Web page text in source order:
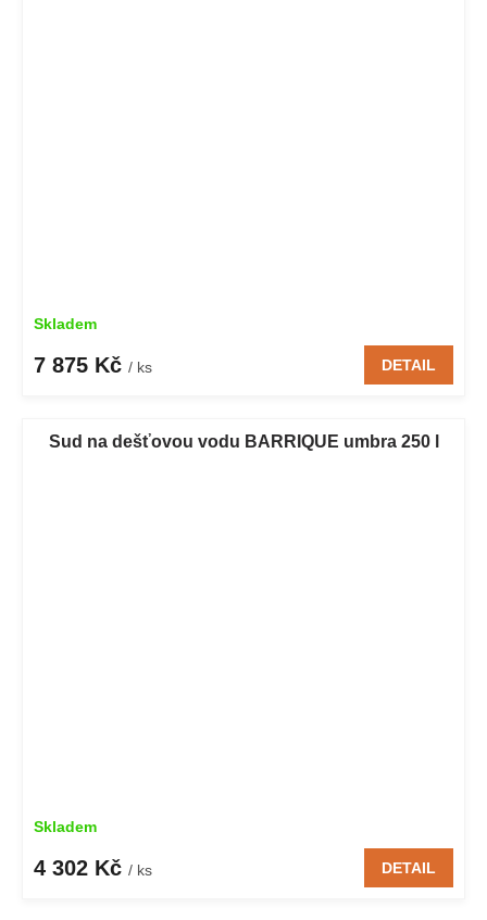
Skladem
7 875 Kč / ks DETAIL
Sud na dešťovou vodu BARRIQUE umbra 250 l
Skladem
4 302 Kč / ks DETAIL